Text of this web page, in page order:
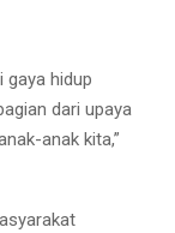
gaya hidup
dari upaya
anak kita,”